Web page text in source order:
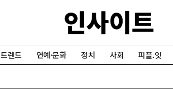
트렌드 연예·문화 정치 사회 피플.잇